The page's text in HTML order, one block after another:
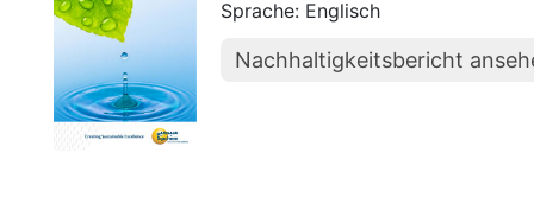
Sprache: Englisch
Nachhaltigkeitsbericht